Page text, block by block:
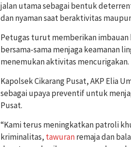
jalan utama sebagai bentuk
dan nyaman saat beraktivitas
Petugas turut memberikan imbauan
bersama-sama menjaga keamanan
menemukan aktivitas mencurigakan.
Kapolsek Cikarang Pusat, AKP Elia
sebagai upaya preventif untuk
Pusat.
“Kami terus meningkatkan patroli
kriminalitas, tawuranremaja dan